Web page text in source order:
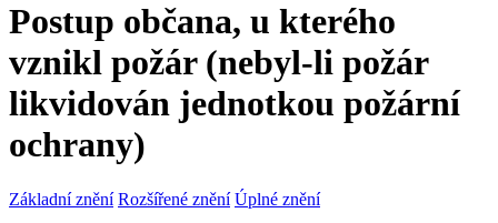
Postup občana, u kterého
vznikl požár (nebyl-li požár
likvidován jednotkou požární
ochrany)
Základní znění Rozšířené znění Úplné znění